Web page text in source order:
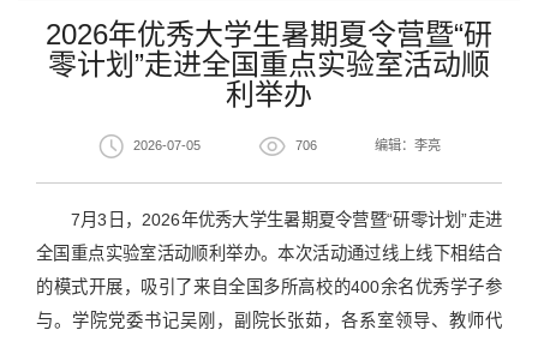
2026年优秀大学生暑期夏令营暨“研
零计划”走进全国重点实验室活动顺
利举办
2026-07-05 706 编辑：李亮
7月3日，2026年优秀大学生暑期夏令营暨“研零计划”走进
全国重点实验室活动顺利举办。本次活动通过线上线下相结合
的模式开展，吸引了来自全国多所高校的400余名优秀学子参
与。学院党委书记吴刚，副院长张茹，各系室领导、教师代